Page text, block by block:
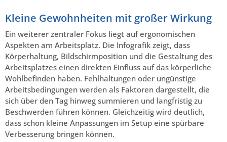
Kleine Gewohnheiten mit großer Wirkung
Ein weiterer zentraler Fokus liegt auf ergonomischen
Aspekten am Arbeitsplatz. Die Infografik zeigt, dass
Körperhaltung, Bildschirmposition und die Gestaltung des
Arbeitsplatzes einen direkten Einfluss auf das körperliche
Wohlbefinden haben. Fehlhaltungen oder ungünstige
Arbeitsbedingungen werden als Faktoren dargestellt, die
sich über den Tag hinweg summieren und langfristig zu
Beschwerden führen können. Gleichzeitig wird deutlich,
dass schon kleine Anpassungen im Setup eine spürbare
Verbesserung bringen können.